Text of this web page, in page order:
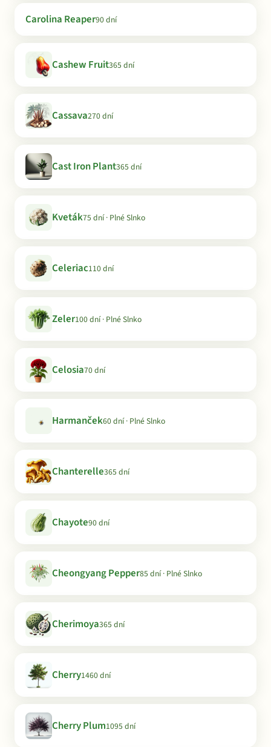
Carolina Reaper90 dní
Cashew Fruit365 dní
Cassava270 dní
Cast Iron Plant365 dní
Kveták75 dní · Plné Slnko
Celeriac110 dní
Zeler100 dní · Plné Slnko
Celosia70 dní
Harmanček60 dní · Plné Slnko
Chanterelle365 dní
Chayote90 dní
Cheongyang Pepper85 dní · Plné Slnko
Cherimoya365 dní
Cherry1460 dní
Cherry Plum1095 dní